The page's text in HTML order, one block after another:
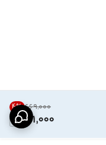
۶۶۹٬۰۰۰ 4%
641,000